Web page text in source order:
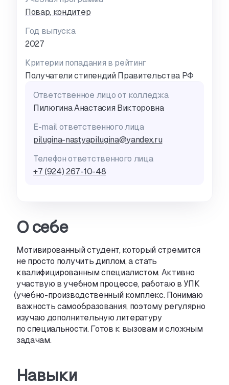
Повар, кондитер
Год выпуска
2027
Критерии попадания в рейтинг
Получатели стипендий Правительства РФ
Ответственное лицо от колледжа
Пилюгина Анастасия Викторовна
E-mail ответственного лица
pilugina-nastyapilugina@yandex.ru
Телефон ответственного лица
+7 (924) 267-10-48
О себе
Мотивированный студент, который стремится
не просто получить диплом,а стать
квалифицированным специалистом. Активно
участвую в учебном процессе, работаю в УПК
(учебно-производственный комплекс. Понимаю
важность самообразования, поэтому регулярно
изучаю дополнительную литературу
по специальности. Готов к вызовам и сложным
задачам.
Навыки